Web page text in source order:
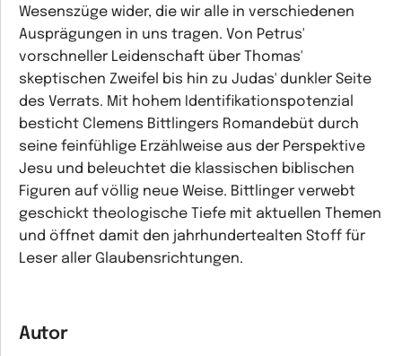
Wesenszüge wider, die wir alle in verschiedenen
Ausprägungen in uns tragen. Von Petrus'
vorschneller Leidenschaft über Thomas'
skeptischen Zweifel bis hin zu Judas' dunkler Seite
des Verrats. Mit hohem Identifikationspotenzial
besticht Clemens Bittlingers Romandebüt durch
seine feinfühlige Erzählweise aus der Perspektive
Jesu und beleuchtet die klassischen biblischen
Figuren auf völlig neue Weise. Bittlinger verwebt
geschickt theologische Tiefe mit aktuellen Themen
und öffnet damit den jahrhundertealten Stoff für
Leser aller Glaubensrichtungen.
Autor